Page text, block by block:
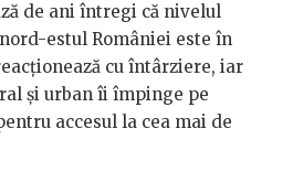
de ani întregi că nivelul
estul României este în
cu întârziere, iar
și urban îi împinge pe
accesul la cea mai de